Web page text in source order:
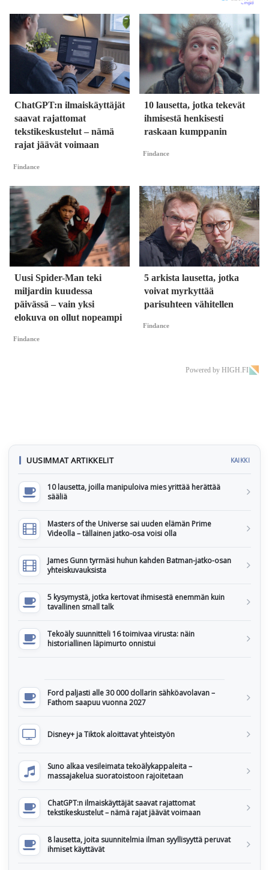
ChatGPT:n ilmaiskäyttäjät
saavat rajattomat
tekstikeskustelut – nämä
rajat jäävät voimaan
Findance
10 lausetta, jotka tekevät
ihmisestä henkisesti
raskaan kumppanin
Findance
Uusi Spider-Man teki
miljardin kuudessa
päivässä – vain yksi
elokuva on ollut nopeampi
Findance
5 arkista lausetta, jotka
voivat myrkyttää
parisuhteen vähitellen
Findance
Powered by HIGH.FI
UUSIMMAT ARTIKKELIT KAIKKI
10 lausetta, joilla manipuloiva mies yrittää herättää
sääliä
Masters of the Universe sai uuden elämän Prime
Videolla – tällainen jatko-osa voisi olla
James Gunn tyrmäsi huhun kahden Batman-jatko-osan
yhteiskuvauksista
5 kysymystä, jotka kertovat ihmisestä enemmän kuin
tavallinen small talk
Tekoäly suunnitteli 16 toimivaa virusta: näin
historiallinen läpimurto onnistui
Ford paljasti alle 30 000 dollarin sähköavolavan –
Fathom saapuu vuonna 2027
Disney+ ja Tiktok aloittavat yhteistyön
Suno alkaa vesileimata tekoälykappaleita –
massajakelua suoratoistoon rajoitetaan
ChatGPT:n ilmaiskäyttäjät saavat rajattomat
tekstikeskustelut – nämä rajat jäävät voimaan
8 lausetta, joita suunnitelmia ilman syyllisyyttä peruvat
ihmiset käyttävät